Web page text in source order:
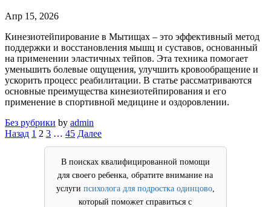
Апр 15, 2026
Кинезиотейпирование в Мытищах – это эффективный метод
поддержки и восстановления мышц и суставов, основанный
на применении эластичных тейпов. Эта техника помогает
уменьшить болевые ощущения, улучшить кровообращение и
ускорить процесс реабилитации. В статье рассматриваются
основные преимущества кинезиотейпирования и его
применение в спортивной медицине и оздоровлении.
Без рубрики by admin
Пагинация
записей
Назад 1 2 3 … 45 Далее
В поисках квалифицированной помощи
для своего ребенка, обратите внимание на
услуги психолога для подростка одинцово,
который поможет справиться с